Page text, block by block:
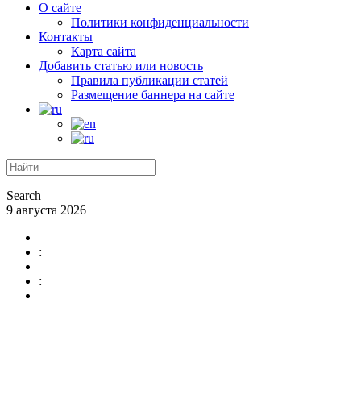
О сайте
Политики конфиденциальности
Контакты
Карта сайта
Добавить статью или новость
Правила публикации статей
Размещение баннера на сайте
Search
9 августа 2026
:
: